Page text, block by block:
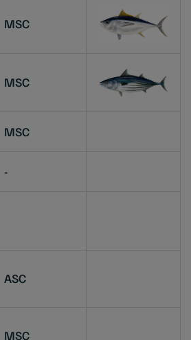
MSC
MSC
MSC
-
ASC
MSC